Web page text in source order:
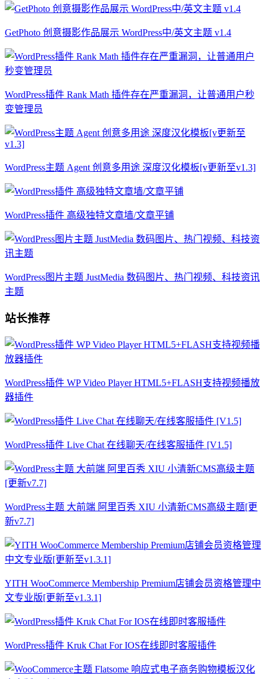
GetPhoto 创意摄影作品展示 WordPress中/英文主题 v1.4
WordPress插件 Rank Math 插件存在严重漏洞，让普通用户秒
变管理员
WordPress主题 Agent 创意多用途 深度汉化模板[v更新至v1.3]
WordPress插件 高级独特文章墙/文章平铺
WordPress图片主题 JustMedia 数码图片、热门视频、科技资讯
主题
站长推荐
WordPress插件 WP Video Player HTML5+FLASH支持视频播放
器插件
WordPress插件 Live Chat 在线聊天/在线客服插件 [V1.5]
WordPress主题 大前端 阿里百秀 XIU 小清新CMS高级主题[更
新v7.7]
YITH WooCommerce Membership Premium店铺会员资格管理中
文专业版[更新至v1.3.1]
WordPress插件 Kruk Chat For IOS在线即时客服插件